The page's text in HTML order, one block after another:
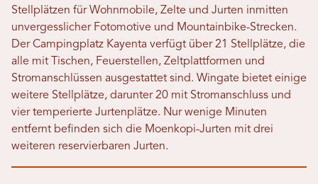
Stellplätzen für Wohnmobile, Zelte und Jurten inmitten
unvergesslicher Fotomotive und Mountainbike-Strecken.
Der Campingplatz Kayenta verfügt über 21 Stellplätze, die
alle mit Tischen, Feuerstellen, Zeltplattformen und
Stromanschlüssen ausgestattet sind. Wingate bietet einige
weitere Stellplätze, darunter 20 mit Stromanschluss und
vier temperierte Jurtenplätze. Nur wenige Minuten
entfernt befinden sich die Moenkopi-Jurten mit drei
weiteren reservierbaren Jurten.